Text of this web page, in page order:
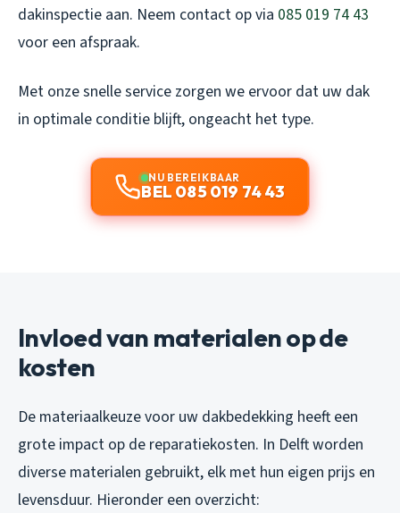
dakinspectie aan. Neem contact op via 085 019 74 43
voor een afspraak.
Met onze snelle service zorgen we ervoor dat uw dak
in optimale conditie blijft, ongeacht het type.
NU BEREIKBAAR
BEL 085 019 74 43
Invloed van materialen op de
kosten
De materiaalkeuze voor uw dakbedekking heeft een
grote impact op de reparatiekosten. In Delft worden
diverse materialen gebruikt, elk met hun eigen prijs en
levensduur. Hieronder een overzicht: